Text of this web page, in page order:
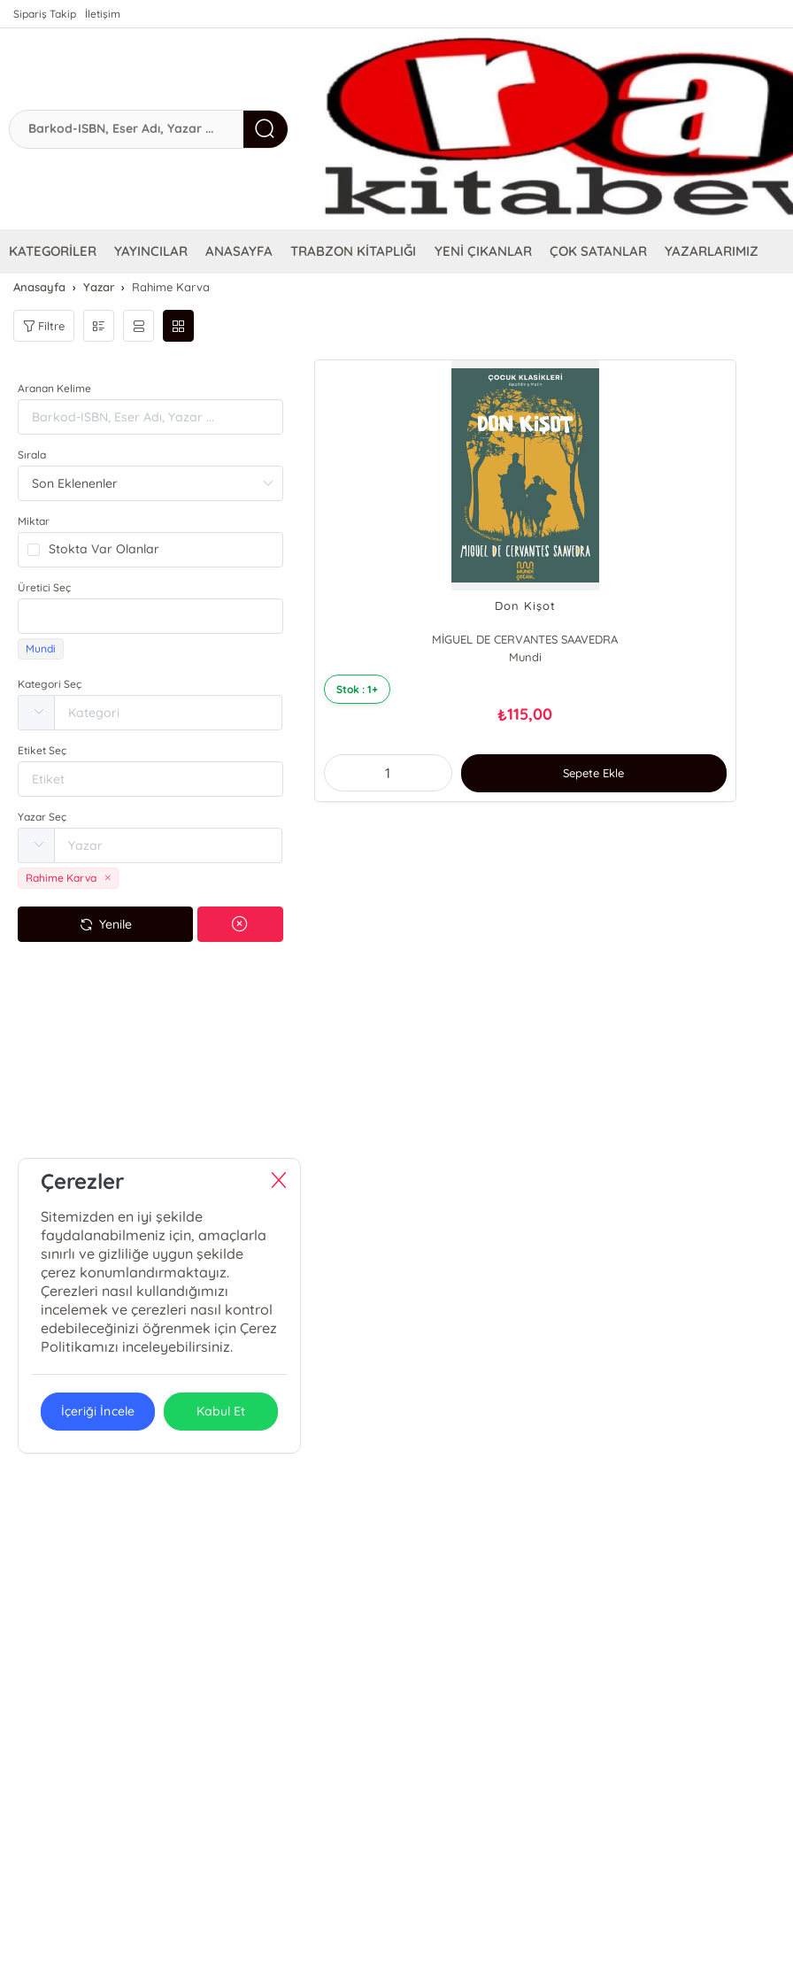
Sipariş Takip İletişim
KATEGORİLER YAYINCILAR ANASAYFA TRABZON KİTAPLIĞI YENİ ÇIKANLAR ÇOK SATANLAR YAZARLARIMIZ
Anasayfa Yazar Rahime Karva
Filtre
Aranan Kelime
Sırala
Miktar
Stokta Var Olanlar
Üretici Seç
Mundi
Kategori Seç
Etiket Seç
Yazar Seç
Rahime Karva
Yenile
Don Kişot
MİGUEL DE CERVANTES SAAVEDRA
Mundi
Stok : 1+
₺115,00
Sepete Ekle
Çerezler
Sitemizden en iyi şekilde
faydalanabilmeniz için, amaçlarla
sınırlı ve gizliliğe uygun şekilde
çerez konumlandırmaktayız.
Çerezleri nasıl kullandığımızı
incelemek ve çerezleri nasıl kontrol
edebileceğinizi öğrenmek için Çerez
Politikamızı inceleyebilirsiniz.
İçeriği İncele Kabul Et